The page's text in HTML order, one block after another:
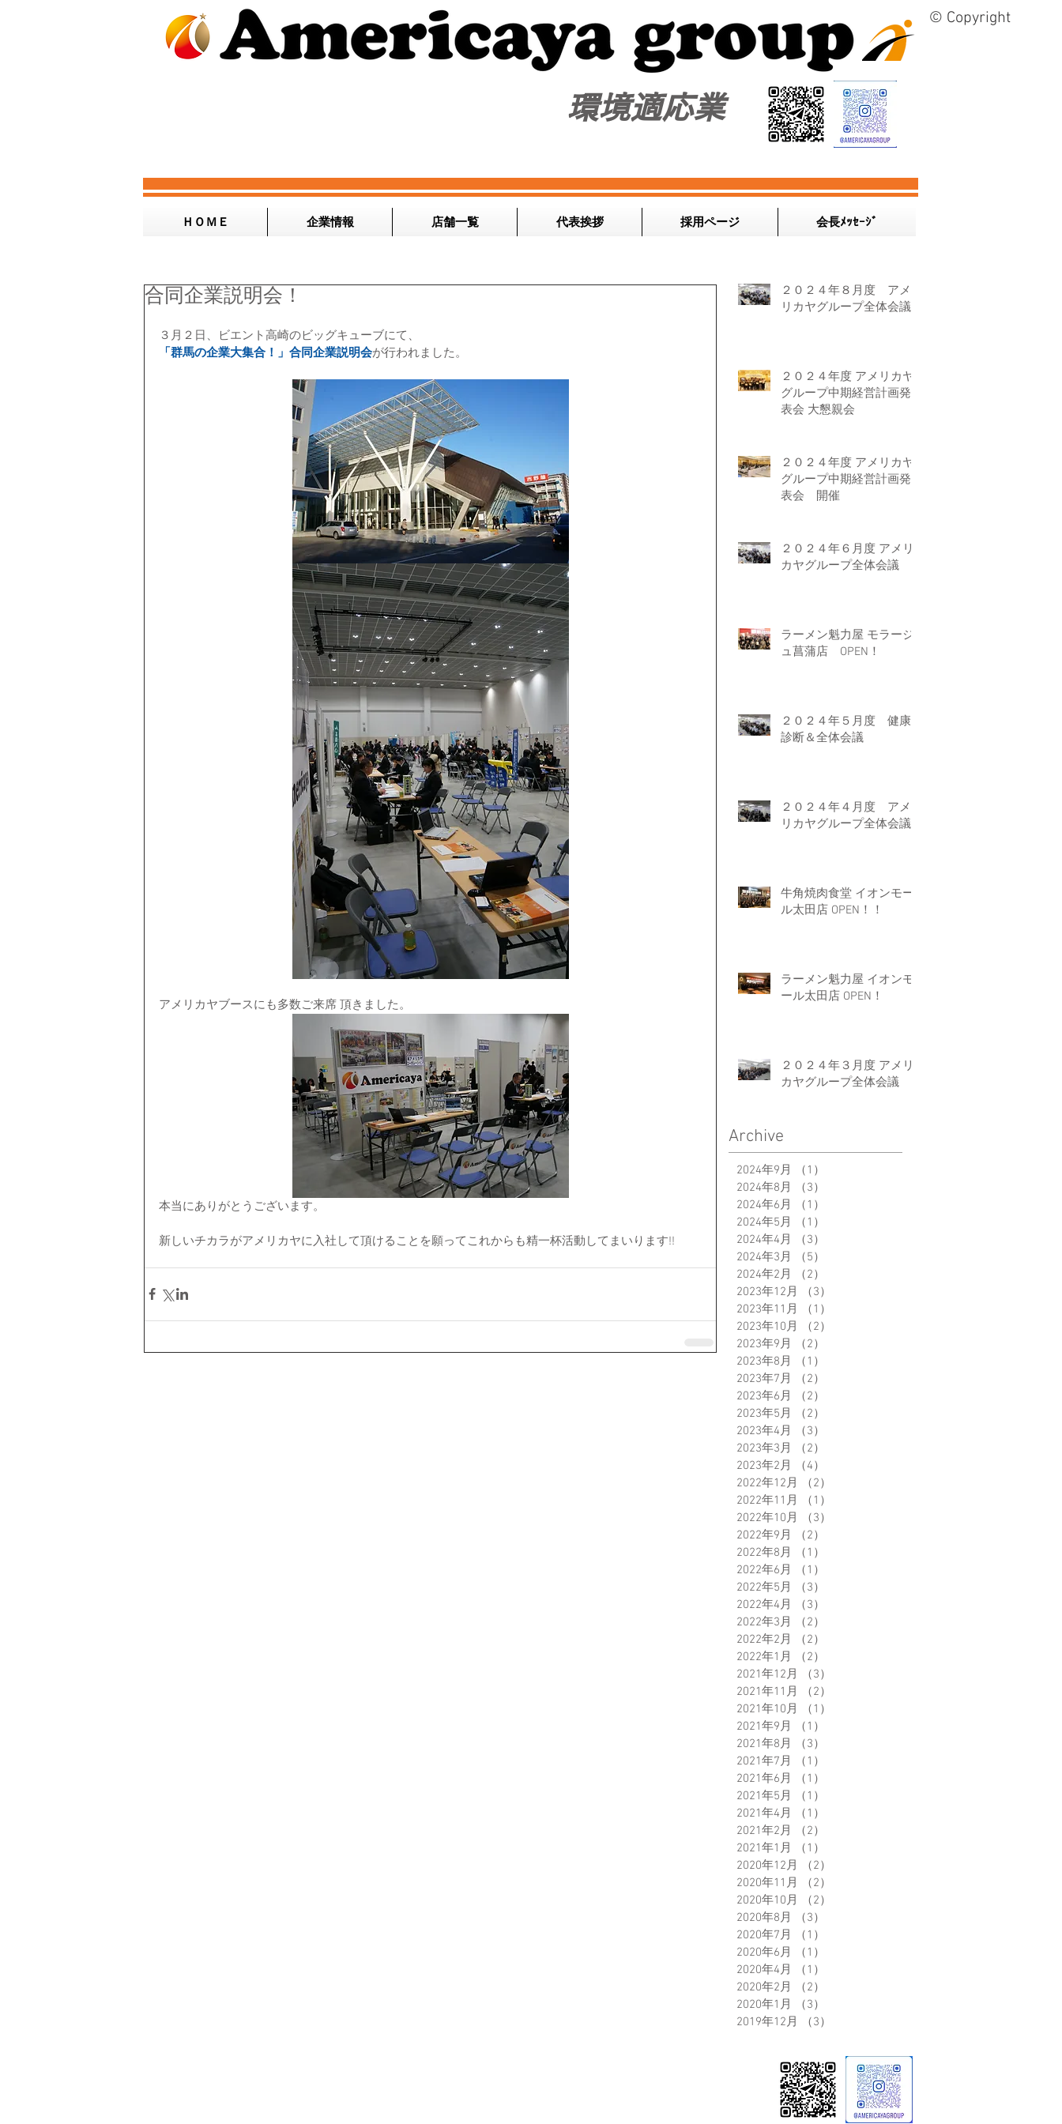
© Copyright
​環境適応業
ＨＯＭＥ 企業情報 店舗一覧 代表挨拶 採用ページ 会長ﾒｯｾｰｼﾞ
合同企業説明会！
３月２日、ビエント高崎のビッグキューブにて、
「群馬の企業大集合！」合同企業説明会が行われました。
アメリカヤブースにも多数ご来席 頂きました。
本当にありがとうございます。
新しいチカラがアメリカヤに入社して頂けることを願ってこれからも精一杯活動してまいります!!
２０２４年８月度 アメ
リカヤグループ全体会議
２０２４年度 アメリカヤ
グループ中期経営計画発
表会 大懇親会
２０２４年度 アメリカヤ
グループ中期経営計画発
表会 開催
２０２４年６月度 アメリ
カヤグループ全体会議
ラーメン魁力屋 モラージ
ュ菖蒲店 OPEN！
２０２４年５月度 健康
診断＆全体会議
２０２４年４月度 アメ
リカヤグループ全体会議
牛角焼肉食堂 イオンモー
ル太田店 OPEN！！
ラーメン魁力屋 イオンモ
ール太田店 OPEN！
２０２４年３月度 アメリ
カヤグループ全体会議
Archive
2024年9月 （1）
2024年8月
（3）
2024年6月
（1）
2024年5月
（1）
2024年4月
（3）
2024年3月
（5）
2024年2月
（2）
2023年12月
（3）
2023年11月
（1）
2023年10月
（2）
2023年9月
（2）
2023年8月
（1）
2023年7月
（2）
2023年6月
（2）
2023年5月
（2）
2023年4月
（3）
2023年3月
（2）
2023年2月
（4）
2022年12月
（2）
2022年11月
（1）
2022年10月
（3）
2022年9月
（2）
2022年8月
（1）
2022年6月
（1）
2022年5月
（3）
2022年4月
（3）
2022年3月
（2）
2022年2月
（2）
2022年1月
（2）
2021年12月
（3）
2021年11月
（2）
2021年10月
（1）
2021年9月
（1）
2021年8月
（3）
2021年7月
（1）
2021年6月
（1）
2021年5月
（1）
2021年4月
（1）
2021年2月
（2）
2021年1月
（1）
2020年12月
（2）
2020年11月
（2）
2020年10月
（2）
2020年8月
（3）
2020年7月
（1）
2020年6月
（1）
2020年4月
（1）
2020年2月
（2）
2020年1月
（3）
2019年12月
（3）